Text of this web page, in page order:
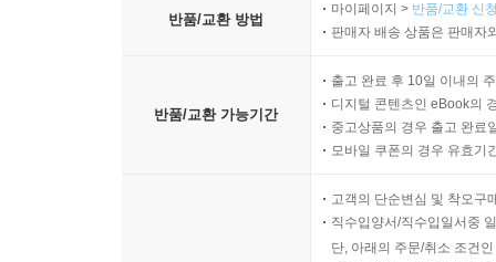
반품/교환 방법
마이페이지 > 반품/교환 신
판매자 배송 상품은 판매자
반품/교환 가능기간
출고 완료 후 10일 이내의
디지털 콘텐츠인 eBook의
중고상품의 경우 출고 완료
모바일 쿠폰의 경우 유효기
고객의 단순변심 및 착오구
직수입양서/직수입일서중
단, 아래의 주문/취소 조건